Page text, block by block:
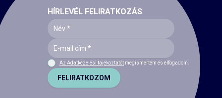
HÍRLEVÉL FELIRATKOZÁS
Az Adatkezelési tájékoztatót megismertem és elfogadom.
FELIRATKOZOM